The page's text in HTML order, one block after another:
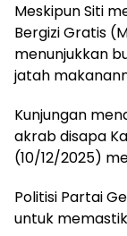
Meskipun Siti
Bergizi Gratis
menunjukkan
jatah
Kunjungan
akrab disapa
(10/12/2025)
Politisi Partai
untuk